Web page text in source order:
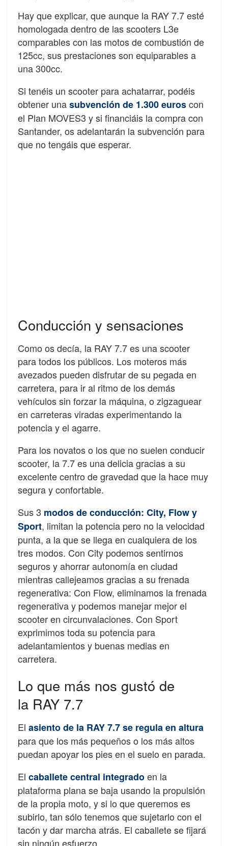
Hay que explicar, que aunque la RAY 7.7 esté
homologada dentro de las scooters L3e
comparables con las motos de combustión de
125cc, sus prestaciones son equiparables a
una 300cc.
Si tenéis un scooter para achatarrar, podéis
obtener unasubvención de 1.300 euroscon
el Plan MOVES3 y si financiáis la compra con
Santander, os adelantarán la subvención para
que no tengáis que esperar.
Conducción y sensaciones
Como os decía, la RAY 7.7 es una scooter
para todos los públicos. Los moteros más
avezados pueden disfrutar de su pegada en
carretera, para ir al ritmo de los demás
vehículos sin forzar la máquina, o zigzaguear
en carreteras viradas experimentando la
potencia y el agarre.
Para los novatos o los que no suelen conducir
scooter, la 7.7 es una delicia gracias a su
excelente centro de gravedad que la hace muy
segura y confortable.
Sus 3 modos de conducción: City, Flow y
Sport, limitan la potencia pero no la velocidad
punta, a la que se llega en cualquiera de los
tres modos. Con City podemos sentirnos
seguros y ahorrar autonomía en ciudad
mientras callejeamos gracias a su frenada
regenerativa: Con Flow, eliminamos la frenada
regenerativa y podemos manejar mejor el
scooter en circunvalaciones. Con Sport
exprimimos toda su potencia para
adelantamientos y buenas medias en
carretera.
Lo que más nos gustó de
la RAY 7.7
El asiento de la RAY 7.7 se regula en altura
para que los más pequeños o los más altos
puedan apoyar los pies en el suelo en parada.
El caballete central integradoen la
plataforma plana se baja usando la propulsión
de la propia moto, y si lo que queremos es
subirlo, tan sólo tenemos que sujetarlo con el
tacón y dar marcha atrás. El caballete se fijará
sin ningún esfuerzo